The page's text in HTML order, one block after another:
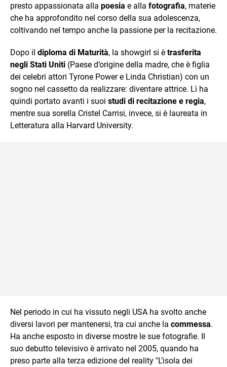
presto appassionata alla poesia e alla fotografia, materie
che ha approfondito nel corso della sua adolescenza,
coltivando nel tempo anche la passione per la recitazione.
Dopo il diploma di Maturità, la showgirl si è trasferita
negli Stati Uniti (Paese d’origine della madre, che è figlia
dei celebri attori Tyrone Power e Linda Christian) con un
sogno nel cassetto da realizzare: diventare attrice. Lì ha
quindi portato avanti i suoi studi di recitazione e regia,
mentre sua sorella Cristel Carrisi, invece, si è laureata in
Letteratura alla Harvard University.
Nel periodo in cui ha vissuto negli USA ha svolto anche
diversi lavori per mantenersi, tra cui anche la commessa.
Ha anche esposto in diverse mostre le sue fotografie. Il
suo debutto televisivo è arrivato nel 2005, quando ha
preso parte alla terza edizione del reality "L’isola dei